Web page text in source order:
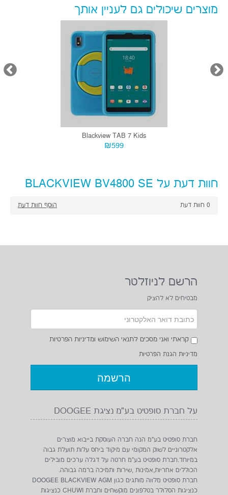
מוצרים שיכולים גם לעניין אותך
Blackview TAB 7 Kids
₪599
חוות דעת על BLACKVIEW BV4800 SE
0 חוות דעת הוסף חוות דעת
הרשם לניוזלטר
מבטיחים לא להציק
קראתי ואני מסכים לתנאי השימוש ומדיניות הפרטיות
מדיניות הגנת הפרטיות
על חברת סופטיט בע"מ נציגת DOOGEE
חברת סופטיט בע"מ הנה חברה העוסקת בייבוא מוצרים
אלקטרוניים לשוק המקומי עם מיקוד ביחס עלות תועלת גבוה
במיוחד.חברת סופטיט בע"מ חרטה על דגלה ערכים מובילים
הכוללים אחריות,אמינות ,שירות ותמיכה ברמה גבוהה.
חברת סופטיט מלווה מותגים כגון DOOGEE BLACKVIEW AGM
כנציגות הסלולר בטלפונים מוקשחים וחברת CHUWI כנציגות